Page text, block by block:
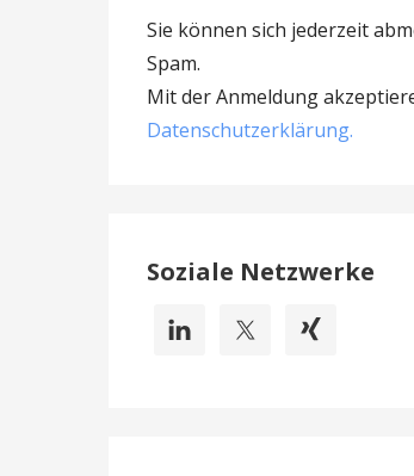
Sie können sich jederzeit
Spam.
Mit der Anmeldung
Datenschutzerklärung.
Soziale Netzwerke